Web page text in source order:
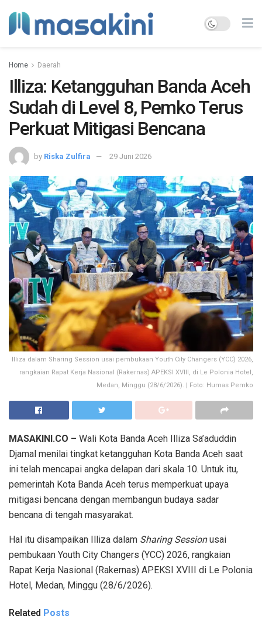
Home Daerah
Illiza: Ketangguhan Banda Aceh
Sudah di Level 8, Pemko Terus
Perkuat Mitigasi Bencana
by Riska Zulfira 29 Juni 2026
Illiza dalam Sharing Session usai pembukaan Youth City Changers (YCC) 2026,
rangkaian Rapat Kerja Nasional (Rakernas) APEKSI XVIII, di Le Polonia Hotel,
Medan, Minggu (28/6/2026). | Foto: Humas Pemko
MASAKINI.CO – Wali Kota Banda Aceh Illiza Sa’aduddin
Djamal menilai tingkat ketangguhan Kota Banda Aceh saat
ini telah mencapai angka delapan dari skala 10. Untuk itu,
pemerintah Kota Banda Aceh terus memperkuat upaya
mitigasi bencana dengan membangun budaya sadar
bencana di tengah masyarakat.
Hal itu disampaikan Illiza dalam Sharing Sessionusai
pembukaan Youth City Changers (YCC) 2026, rangkaian
Rapat Kerja Nasional (Rakernas) APEKSI XVIII di Le Polonia
Hotel, Medan, Minggu (28/6/2026).
Related Posts